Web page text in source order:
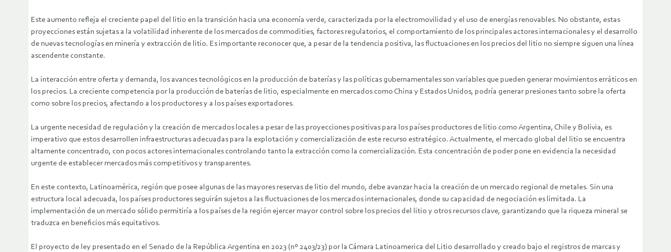
Este aumento refleja el creciente papel del litio en la transición hacia una economía verde, caracterizada por la electromovilidad y el uso de energías renovables. No obstante, estas
proyecciones están sujetas a la volatilidad inherente de los mercados de commodities, factores regulatorios, el comportamiento de los principales actores internacionales y el desarrollo
de nuevas tecnologías en minería y extracción de litio. Es importante reconocer que, a pesar de la tendencia positiva, las fluctuaciones en los precios del litio no siempre siguen una línea
ascendente constante.
La interacción entre oferta y demanda, los avances tecnológicos en la producción de baterías y las políticas gubernamentales son variables que pueden generar movimientos erráticos en
los precios. La creciente competencia por la producción de baterías de litio, especialmente en mercados como China y Estados Unidos, podría generar presiones tanto sobre la oferta
como sobre los precios, afectando a los productores y a los países exportadores.
La urgente necesidad de regulación y la creación de mercados locales a pesar de las proyecciones positivas para los países productores de litio como Argentina, Chile y Bolivia, es
imperativo que estos desarrollen infraestructuras adecuadas para la explotación y comercialización de este recurso estratégico. Actualmente, el mercado global del litio se encuentra
altamente concentrado, con pocos actores internacionales controlando tanto la extracción como la comercialización. Esta concentración de poder pone en evidencia la necesidad
urgente de establecer mercados más competitivos y transparentes.
En este contexto, Latinoamérica, región que posee algunas de las mayores reservas de litio del mundo, debe avanzar hacia la creación de un mercado regional de metales. Sin una
estructura local adecuada, los países productores seguirán sujetos a las fluctuaciones de los mercados internacionales, donde su capacidad de negociación es limitada. La
implementación de un mercado sólido permitiría a los países de la región ejercer mayor control sobre los precios del litio y otros recursos clave, garantizando que la riqueza mineral se
traduzca en beneficios más equitativos.
El proyecto de ley presentado en el Senado de la República Argentina en 2023 (nº 2403/23) por la Cámara Latinoamerica del Litio desarrollado y creado bajo el registros de marcas y